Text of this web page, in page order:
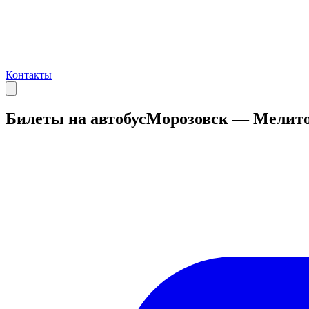
Контакты
Билеты на автобусМорозовск —